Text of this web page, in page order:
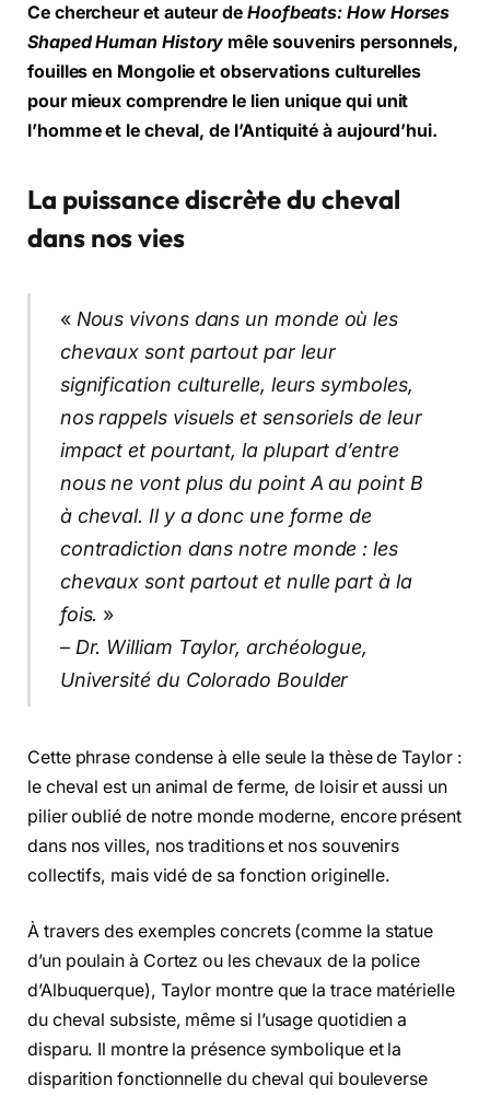
Ce chercheur et auteur de Hoofbeats: How Horses
Shaped Human History mêle souvenirs personnels,
fouilles en Mongolie et observations culturelles
pour mieux comprendre le lien unique qui unit
l’homme et le cheval, de l’Antiquité à aujourd’hui.
La puissance discrète du cheval
dans nos vies
« Nous vivons dans un monde où les
chevaux sont partout par leur
signification culturelle, leurs symboles,
nos rappels visuels et sensoriels de leur
impact et pourtant, la plupart d’entre
nous ne vont plus du point A au point B
à cheval. Il y a donc une forme de
contradiction dans notre monde : les
chevaux sont partout et nulle part à la
fois. »
– Dr. William Taylor, archéologue,
Université du Colorado Boulder
Cette phrase condense à elle seule la thèse de Taylor :
le cheval est un animal de ferme, de loisir et aussi un
pilier oublié de notre monde moderne, encore présent
dans nos villes, nos traditions et nos souvenirs
collectifs, mais vidé de sa fonction originelle.
À travers des exemples concrets (comme la statue
d’un poulain à Cortez ou les chevaux de la police
d’Albuquerque), Taylor montre que la trace matérielle
du cheval subsiste, même si l’usage quotidien a
disparu. Il montre la présence symbolique et la
disparition fonctionnelle du cheval qui bouleverse